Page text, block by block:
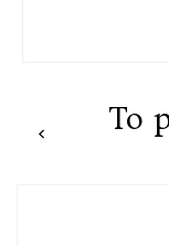
To